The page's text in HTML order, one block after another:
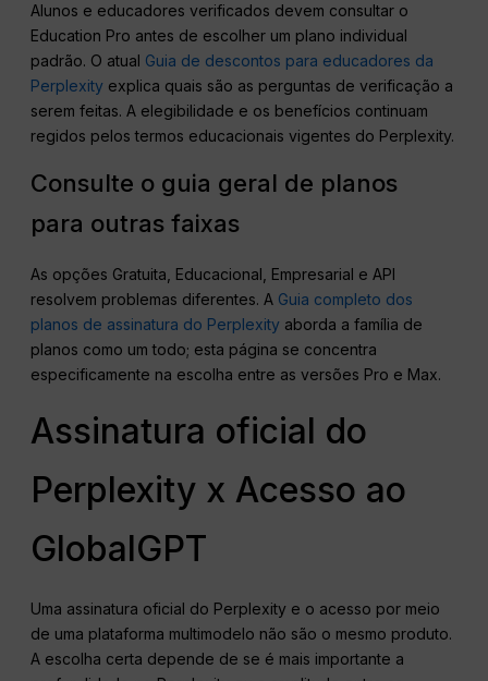
Alunos e educadores verificados devem consultar o
Education Pro antes de escolher um plano individual
padrão. O atual Guia de descontos para educadores da
Perplexity explica quais são as perguntas de verificação a
serem feitas. A elegibilidade e os benefícios continuam
regidos pelos termos educacionais vigentes do Perplexity.
Consulte o guia geral de planos
para outras faixas
As opções Gratuita, Educacional, Empresarial e API
resolvem problemas diferentes. A Guia completo dos
planos de assinatura do Perplexity aborda a família de
planos como um todo; esta página se concentra
especificamente na escolha entre as versões Pro e Max.
Assinatura oficial do
Perplexity x Acesso ao
GlobalGPT
Uma assinatura oficial do Perplexity e o acesso por meio
de uma plataforma multimodelo não são o mesmo produto.
A escolha certa depende de se é mais importante a